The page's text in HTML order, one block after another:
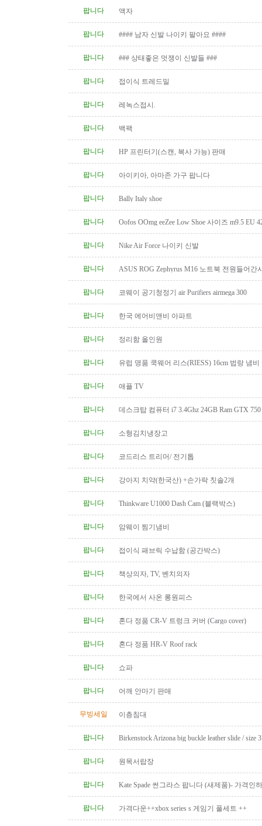
팝니다 액자
팝니다 #### 남자 신발 나이키 팔아요 ####
팝니다 ### 상태좋은 멋쟁이 신발들 ###
팝니다 접이식 트레드밀
팝니다 레녹스접시.
팝니다 백팩
팝니다 HP 프린터기(스캔, 복사 가능) 판매
팝니다 아이키아, 아마존 가구 팝니다
팝니다 Bally Italy shoe
팝니다 Oofos OOmg eeZee Low Shoe 사이즈 m9.5 EU
팝니다 Nike Air Force 나이키 신발
팝니다 ASUS ROG Zephyrus M16 노트북 전원들어간
팝니다 코웨이 공기청정기 air Purifiers airmega 300
팝니다 한국 에어비앤비 아파트
팝니다 정리함 올인원
팝니다 유럽 명품 쿡웨어 리스(RIESS) 16cm 법랑 냄
팝니다 애플 TV
팝니다 데스크탑 컴퓨터 i7 3.4Ghz 24GB Ram GTX
팝니다 소형김치냉장고
팝니다 코드리스 트리머/ 전기톱
팝니다 강아지 치약(한국산) +손가락 칫솔2개
팝니다 Thinkware U1000 Dash Cam (블랙박스)
팝니다 암웨이 찜기냄비
팝니다 접이식 패브릭 수납함 (공간박스)
팝니다 책상의자, TV, 벤치의자
팝니다 한국에서 사온 롱원피스
팝니다 혼다 정품 CR-V 트렁크 커버 (Cargo cover)
팝니다 혼다 정품 HR-V Roof rack
팝니다 쇼파
팝니다 어깨 안마기 판매
무빙세일 이층침대
팝니다 Birkenstock Arizona big buckle leather slide / size
팝니다 원목서랍장
팝니다 Kate Spade 썬그라스 팝니다 (새제품)- 가격인하
팝니다 가격다운++xbox series s 게임기 풀세트 ++